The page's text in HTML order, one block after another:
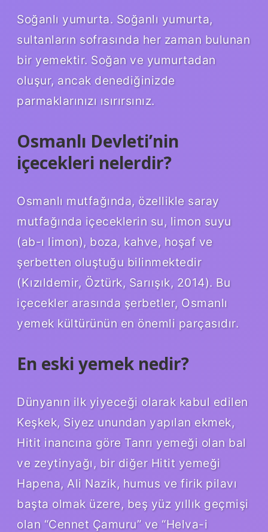
Soğanlı yumurta. Soğanlı yumurta,
sultanların sofrasında her zaman bulunan
bir yemektir. Soğan ve yumurtadan
oluşur, ancak denediğinizde
parmaklarınızı ısırırsınız.
Osmanlı Devleti’nin
içecekleri nelerdir?
Osmanlı mutfağında, özellikle saray
mutfağında içeceklerin su, limon suyu
(ab-ı limon), boza, kahve, hoşaf ve
şerbetten oluştuğu bilinmektedir
(Kızıldemir, Öztürk, Sarıışık, 2014). Bu
içecekler arasında şerbetler, Osmanlı
yemek kültürünün en önemli parçasıdır.
En eski yemek nedir?
Dünyanın ilk yiyeceği olarak kabul edilen
Keşkek, Siyez unundan yapılan ekmek,
Hitit inancına göre Tanrı yemeği olan bal
ve zeytinyağı, bir diğer Hitit yemeği
Hapena, Ali Nazik, humus ve firik pilavı
başta olmak üzere, beş yüz yıllık geçmişi
olan “Cennet Çamuru” ve “Helva-i